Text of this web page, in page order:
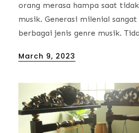
orang merasa hampa saat
musik. Generasi milenial
berbagai jenis genre musik.
Posted
March 9, 2023